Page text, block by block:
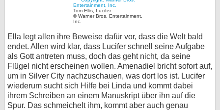
Tom Ellis, Lucifer
© Warner Bros. Entertainment,
Inc.
Ella legt allen ihre Beweise dafür vor, dass die Welt bald
endet. Allen wird klar, dass Lucifer schnell seine Aufgabe
als Gott antreten muss, doch das geht nicht, da seine
Flügel nicht erscheinen wollen. Amenadiel bricht sofort auf,
um in Silver City nachzuschauen, was dort los ist. Lucifer
wiederum sucht sich Hilfe bei Linda und kommt dabei
ihrem Schreiben an einem Manuskript über ihn auf die
Spur. Das schmeichelt ihm, kommt aber auch genau